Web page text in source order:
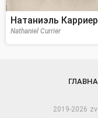
Натаниэль Карриер
Nathaniel Currier
2019-2026